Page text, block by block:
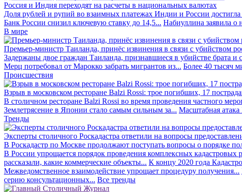
Россия и Индия переходят на расчеты в национальных валютах
Доля рублей и рупий во взаимных платежах Индии и России
Банк России снизил ключевую ставку до 14,5... Набиуллина заявила о
В мире
Премьер-министр Таиланда, принёс извинения в связи с убийством
Задержаны двое граждан Таиланда, признавшиеся в убийстве брата и
Мерц потребовал от Марокко забрать мигрантов из... Более 40 тысяч
Происшествия
Взрыв в московском ресторане Balzi Rossi: трое погибших, 17
В столичном ресторане Balzi Rossi во время проведения частного
Землетрясение в Японии стало самым сильным за... Масштабная
Тренды
Эксперты столичного Роскадастра ответили на вопросы
В Роскадастр по Москве продолжают поступать вопросы о порядке
В России упрощается порядок проведения комплексных кадастровых
рассказали, какие коммерческие объекты... К концу 2020 года
Межведомственное взаимодействие упрощает процедуру получения...
серию консультационных... Все тренды